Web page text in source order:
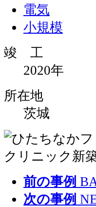
電気
小規模
竣 工
2020年
所在地
茨城
前の事例
次の事例